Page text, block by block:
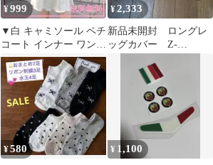
¥999
▼白 キャミソール ペチ
コート インナー ワンピ
ース スリップ ベビード
ールお得
¥2,333
新品未開封 ロングレ
ッグカバー Z-
冷 3点セットお得
¥580 ¥ 1,100